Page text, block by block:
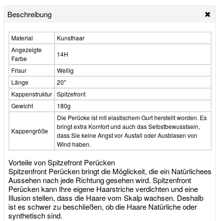
Beschreibung
Material
Kunsthaar
Angezeigte
Farbe
14H
Frisur
Wellig
Länge
20"
Kappenstruktur Spitzefront
Gewicht
180g
Kappengröße
Die Perücke ist mit elastischem Gurt herstellt worden. Es
bringt extra Komfort und auch das Selbstbewusstsein,
dass Sie keine Angst vor Ausfall oder Ausblasen von
Wind haben.
Vorteile von Spitzefront Perücken
Spitzenfront Perücken bringt die Möglickeit, die ein Natürlichees
Aussehen nach jede Richtung gesehen wird. Spitzenfront
Perücken kann Ihre eigene Haarstriche verdichten und eine
Illusion stellen, dass die Haare vom Skalp wachsen. Deshalb
ist es schwer zu beschließen, ob die Haare Natürliche oder
synthetisch sind.